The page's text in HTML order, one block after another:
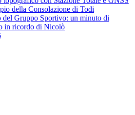
della Consolazione di Todi
del Gruppo Sportivo: un minuto di
in ricordo di Nicolò